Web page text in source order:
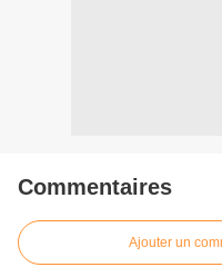
Commentaires
Ajouter un